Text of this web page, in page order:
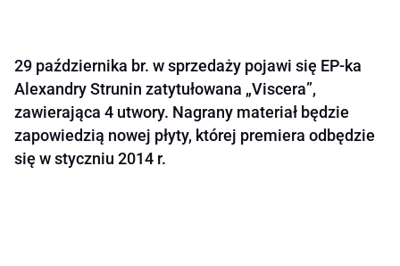
29 października br. w sprzedaży pojawi się EP-ka
Alexandry Strunin zatytułowana „Viscera”,
zawierająca 4 utwory. Nagrany materiał będzie
zapowiedzią nowej płyty, której premiera odbędzie
się w styczniu 2014 r.